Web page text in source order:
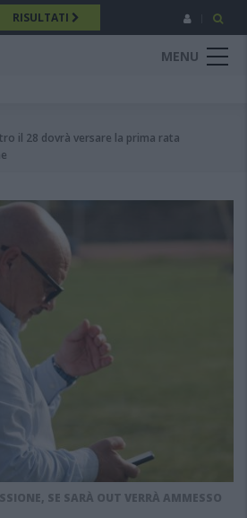
RISULTATI
MENU
il 28 dovrà versare la prima rata
SE SARÀ OUT VERRÀ AMMESSO